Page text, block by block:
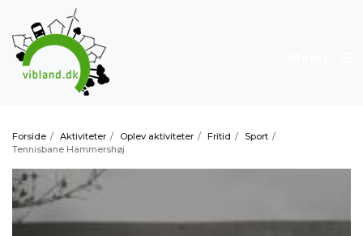
Forside / Aktiviteter / Oplev aktiviteter / Fritid / Sport /
Tennisbane Hammershøj